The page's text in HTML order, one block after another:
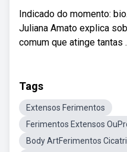
Indicado do momento:
Juliana Amato explica
comum que atinge tantas
Tags
Extensos Ferimentos
Ferimentos Extensos
Body ArtFerimentos